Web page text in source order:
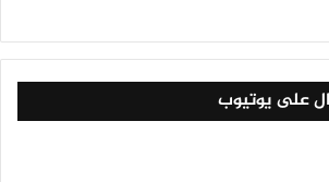
على يوتيوب